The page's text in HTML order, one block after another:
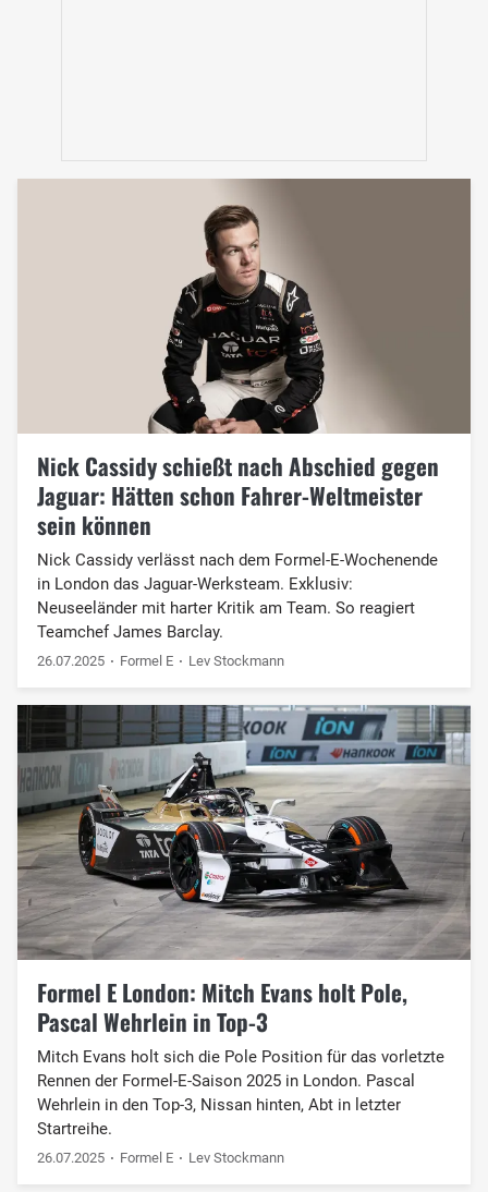
Nick Cassidy schießt nach Abschied gegen
Jaguar: Hätten schon Fahrer-Weltmeister
sein können
Nick Cassidy verlässt nach dem Formel-E-Wochenende
in London das Jaguar-Werksteam. Exklusiv:
Neuseeländer mit harter Kritik am Team. So reagiert
Teamchef James Barclay.
26.07.2025 Formel E Lev Stockmann
Formel E London: Mitch Evans holt Pole,
Pascal Wehrlein in Top-3
Mitch Evans holt sich die Pole Position für das vorletzte
Rennen der Formel-E-Saison 2025 in London. Pascal
Wehrlein in den Top-3, Nissan hinten, Abt in letzter
Startreihe.
26.07.2025 Formel E Lev Stockmann